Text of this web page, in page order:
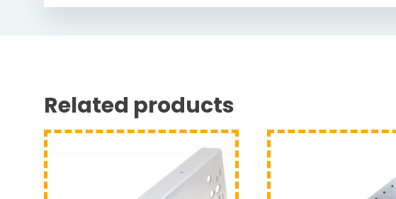
Related products